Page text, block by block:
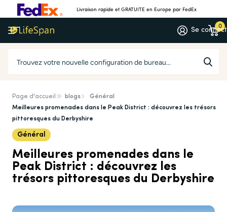
Livraison rapide et GRATUITE en Europepar FedEx
Se 0
Page d'accueil blogs
Général
Meilleures promenades dans le Peak District : découvrez les trésors
pittoresques du Derbyshire
Général
Meilleures promenades dans le
Peak District : découvrez les
trésors pittoresques du Derbyshire